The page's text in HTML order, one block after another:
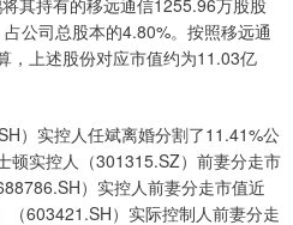
公司总股本的4.80%。按照移远通
，上述股份对应市值约为11.03亿
实控人任斌离婚分割了11.41%公
顿实控人（301315.SZ）前妻分走市
）实控人前妻分走市值近
（603421.SH）实际控制人前妻分走